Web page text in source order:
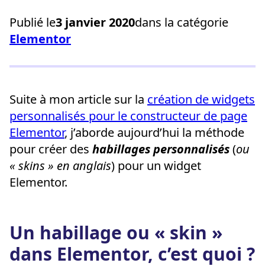
Publié le3 janvier 2020dans la catégorie
Elementor
Suite à mon article sur la création de widgets
personnalisés pour le constructeur de page
Elementor, j’aborde aujourd’hui la méthode
pour créer des habillagespersonnalisés(ou
« skins » en anglais) pour un widget
Elementor.
Un habillage ou « skin »
dans Elementor, c’est quoi ?